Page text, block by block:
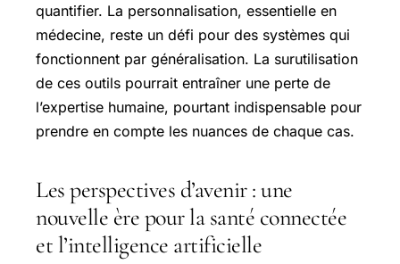
quantifier. La personnalisation, essentielle en
médecine, reste un défi pour des systèmes qui
fonctionnent par généralisation. La surutilisation
de ces outils pourrait entraîner une perte de
l’expertise humaine, pourtant indispensable pour
prendre en compte les nuances de chaque cas.
Les perspectives d’avenir : une
nouvelle ère pour la santé connectée
et l’intelligence artificielle